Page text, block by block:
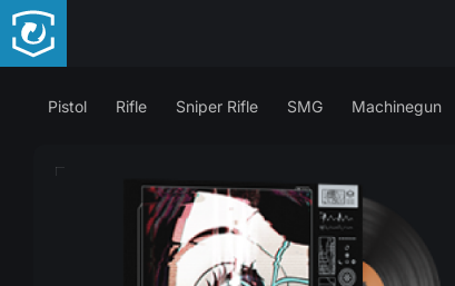
Pistol Rifle Sniper Rifle SMG Machinegun